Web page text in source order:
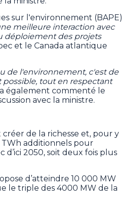
sur l'environnement (BAPE)
meilleure interaction avec
déploiement des projets
et le Canada atlantique
de l'environnement, c'est de
tout en respectant
a également commenté le
avec la ministre.
de la richesse et, pour y
TWh additionnels pour
2050, soit deux fois plus
d’atteindre 10 000 MW
le triple des 4000 MW de la